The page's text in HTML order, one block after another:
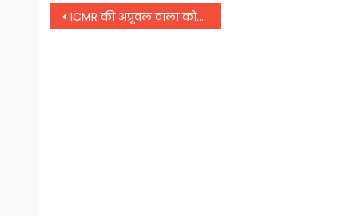
Post
ICMR की अप्रूवल वाला कोविड टेस्ट का नया किट, मात्र 15 मिनट में देगा रिजल्ट